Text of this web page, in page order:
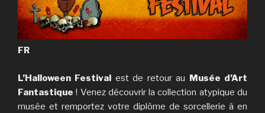
FR
L’Halloween Festival est de retour au Musée d’Art
Fantastique! Venez découvrir la collection atypique du
musée et remportez votre diplôme de sorcellerie à en